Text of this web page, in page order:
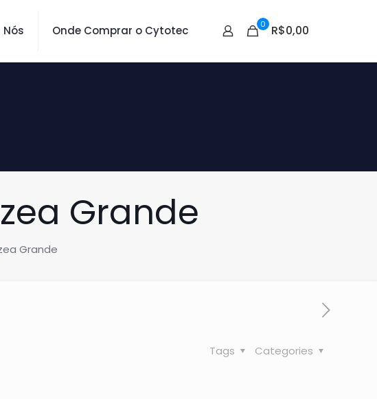
Nós Onde Comprar o Cytotec 0 R$0,00
Grande
Grande
Categories
Tags